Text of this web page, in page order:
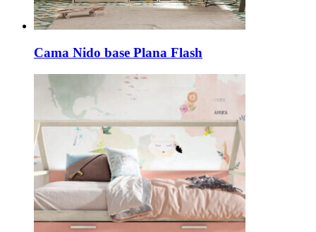
Cama Nido base Plana Flash